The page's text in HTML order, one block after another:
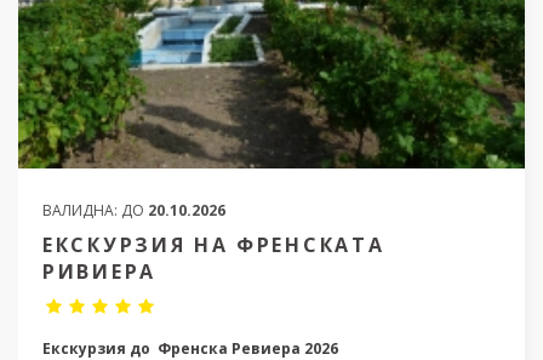
ВАЛИДНА: ДО 20.10.2026
ЕКСКУРЗИЯ НА ФРЕНСКАТА
РИВИЕРА
Екскурзия до Френска Ревиера 2026